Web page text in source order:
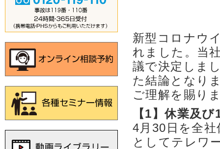
新型コロナウ
れました。当
議で決定しま
た結論となり
ご理解を賜り
【1】休業及
4月30日を全
としてテレワ